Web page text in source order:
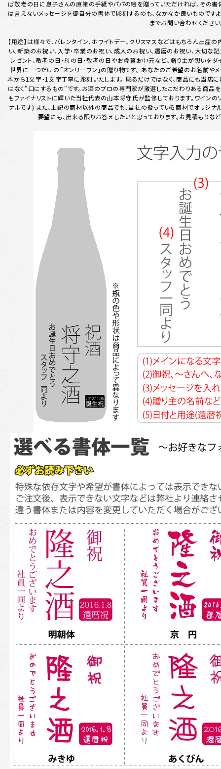
ば敬老の日に息子さんの直筆の手紙やパパの絵を贈っていただければ、その
は言えないメッセージを御自分の書体で彫刻するのも、なかなか良いもので
までお問い合わせください
【用途】は様々で、バレンタイン、ホワイトデー、クリスマスなどはもちろん出産
い、新築のお祝い、入学・卒業のお祝い、成人のお祝い、還暦のお祝い、大切な
レゼント、敬老の日・母の日・敬老の日やお歳暮お中元など、贈り主が想いをダ
世界に一つだけの「オンリーワン」の贈り物です。 あなたのご希望のお名前や
本から1文字・1文字丁寧に彫刻いたします。 彫るだけではなく、商品にも当店
はなく"口にするもの"です。お酒のプロの専門家が激選したこだわりある商
もファイナリストに輝いた当社代表の山本将守氏が監修しております。ワイン
ナルです) また、上記の商材以外の商品でも、当社の扱っている商材でオリジナ
要望にも、出来る限りお答えしたいと思っております。お見積もりな